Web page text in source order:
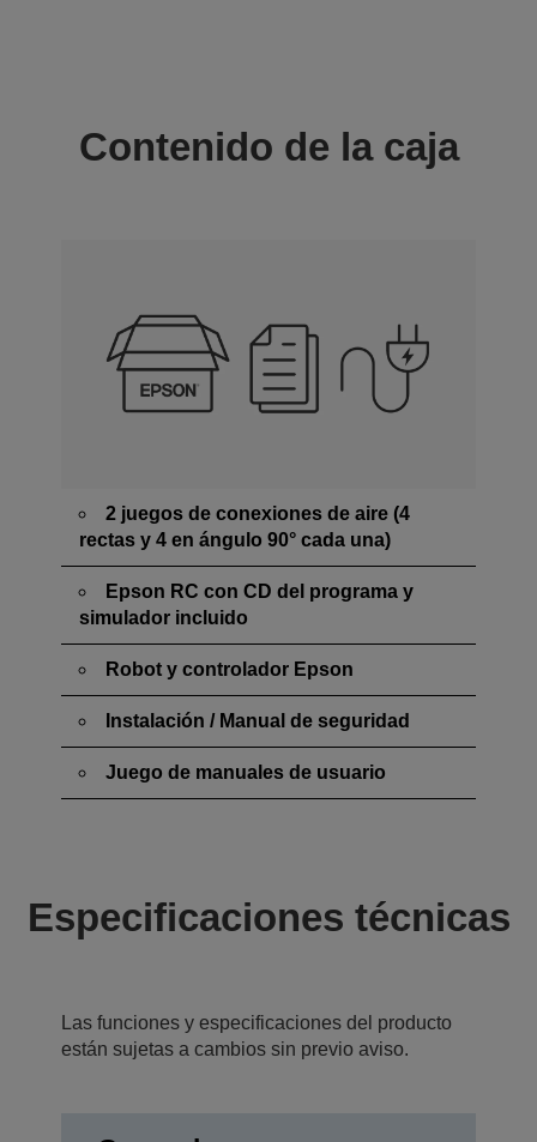
Contenido de la caja
2 juegos de conexiones de aire (4
rectas y 4 en ángulo 90° cada una)
Epson RC con CD del programa y
simulador incluido
Robot y controlador Epson
Instalación / Manual de seguridad
Juego de manuales de usuario
Especificaciones técnicas
Las funciones y especificaciones del producto
están sujetas a cambios sin previo aviso.